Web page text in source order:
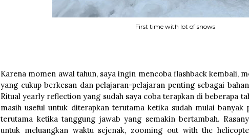
First time with lot of snows
Karena momen awal tahun, saya ingin mencoba flashback kembali,
yang cukup berkesan dan pelajaran-pelajaran penting sebagai
Ritual yearly reflection yang sudah saya coba terapkan di beberapa
masih useful untuk diterapkan terutama ketika sudah mulai banyak
terutama ketika tanggung jawab yang semakin bertambah.
untuk meluangkan waktu sejenak, zooming out with the